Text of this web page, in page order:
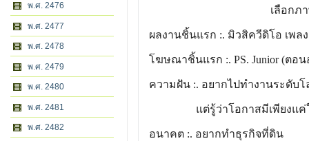
พ.ศ. 2476
พ.ศ. 2477
พ.ศ. 2478
พ.ศ. 2479
พ.ศ. 2480
พ.ศ. 2481
พ.ศ. 2482
เลือกภาษาจีนเป็นวิช
ผลงานชิ้นแรก :. มิวสิควีดิโอ เพล
โฆษณาชิ้นแรก :. PS. Junior (ตอน
ความฝัน :. อยากไปทำงานระดับโ
แต่รู้ว่าโอกาสมีเพียงแค่ในเ
อนาคต :. อยากทำธุรกิจที่ดิน